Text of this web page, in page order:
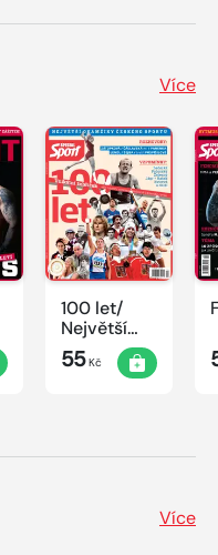
Více
100 let/
Největší
okamžiky
českého
55Kč
Více